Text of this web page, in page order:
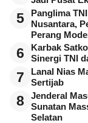
5
Panglima
Nusantara,
Perang
6
Karbak
Sinergi TNI
7
Lanal Nias
Sertijab
8
Jenderal
Sunatan
Selatan